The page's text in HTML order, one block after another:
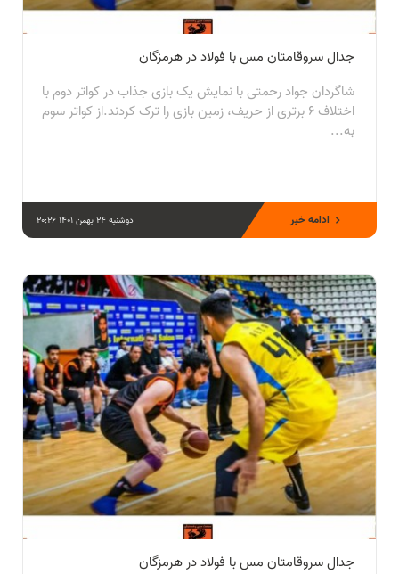
جدال سروقامتان مس با فولاد در هرمزگان
شاگردان جواد رحمتی با نمایش یک بازی جذاب در کواتر دوم با
اختلاف ۶ برتری از حریف، زمین بازی را ترک کردند.از کواتر سوم
به...
دوشنبه 24 بهمن 1401 20:26 ادامه خبر
جدال سروقامتان مس با فولاد در هرمزگان